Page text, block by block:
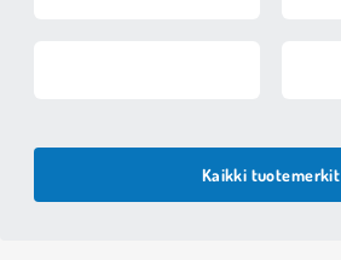
Kaikki tuotemerkit